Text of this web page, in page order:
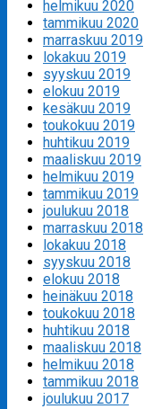
helmikuu 2020
tammikuu 2020
marraskuu 2019
lokakuu 2019
syyskuu 2019
elokuu 2019
kesäkuu 2019
toukokuu 2019
huhtikuu 2019
maaliskuu 2019
helmikuu 2019
tammikuu 2019
joulukuu 2018
marraskuu 2018
lokakuu 2018
syyskuu 2018
elokuu 2018
heinäkuu 2018
toukokuu 2018
huhtikuu 2018
maaliskuu 2018
helmikuu 2018
tammikuu 2018
joulukuu 2017